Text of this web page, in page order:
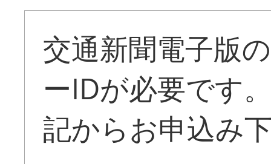
交通新聞電子版
ーIDが必要です
記からお申込み